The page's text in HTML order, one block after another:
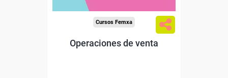
Cursos Femxa
Operaciones de venta